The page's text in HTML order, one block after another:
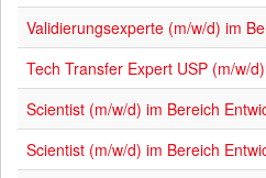
Validierungsexperte (m/w/d) im
Tech Transfer Expert USP (m/w/d)
Scientist (m/w/d) im Bereich
Scientist (m/w/d) im Bereich